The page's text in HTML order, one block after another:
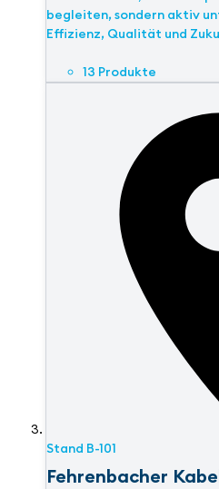
begleiten, sondern aktiv
Effizienz, Qualität und
13 Produkte
Stand B-101
Fehrenbacher